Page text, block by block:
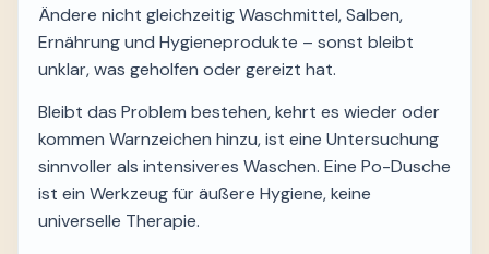
Ändere nicht gleichzeitig Waschmittel, Salben,
Ernährung und Hygieneprodukte – sonst bleibt
unklar, was geholfen oder gereizt hat.
Bleibt das Problem bestehen, kehrt es wieder oder
kommen Warnzeichen hinzu, ist eine Untersuchung
sinnvoller als intensiveres Waschen. Eine Po-Dusche
ist ein Werkzeug für äußere Hygiene, keine
universelle Therapie.